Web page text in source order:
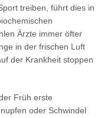
treiben, führt dies in
Ärzte immer öfter
in der frischen Luft
der Krankheit stoppen
Früh erste
oder Schwindel